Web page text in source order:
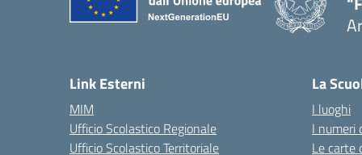
Link Esterni
MIM
Ufficio Scolastico Regionale
Ufficio Scolastico Territoriale
La
I luoghi
I numeri
Le carte